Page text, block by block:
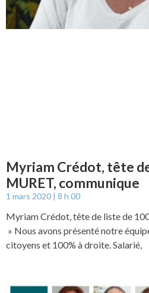
Myriam Crédot, tête
MURET, communique
1 mars 2020 8 h 00
Myriam Crédot, tête de liste de
» Nous avons présenté notre
citoyens et 100% à droite. Salarié,